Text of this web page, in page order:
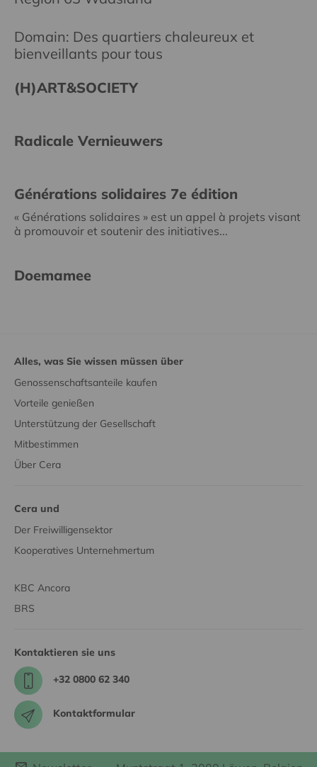
Domain: Des quartiers chaleureux et
bienveillants pour tous
(H)ART&SOCIETY
Radicale Vernieuwers
Générations solidaires 7e édition
« Générations solidaires » est un appel à projets visant
à promouvoir et soutenir des initiatives...
Doemamee
Alles, was Sie wissen müssen über
Genossenschaftsanteile kaufen
Vorteile genießen
Unterstützung der Gesellschaft
Mitbestimmen
Über Cera
Cera und
Der Freiwilligensektor
Kooperatives Unternehmertum
KBC Ancora
BRS
Kontaktieren sie uns
+32 0800 62 340
Kontaktformular